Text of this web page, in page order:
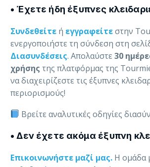
• Έχετε ήδη έξυπνες
Συνδεθείτε ή εγγραφείτεστην
ενεργοποιήστε τη σύνδεση στη
Διασυνδέσεις. Απολαύστε 30
χρήσης της πλατφόρμας της
να διαχειρίζεστε τις έξυπνες
περιορισμούς!
Βρείτε αναλυτικές οδηγίες
• Δεν έχετε ακόμα έξυπνη
Επικοινωνήστε μαζί μας. Η ομάδα